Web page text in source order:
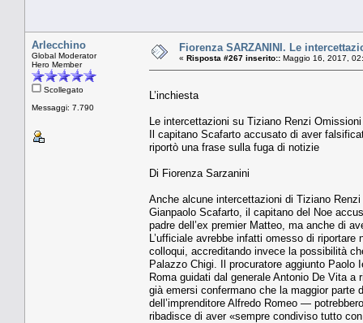
Arlecchino
Global Moderator
Hero Member
Scollegato
Messaggi: 7.790
Fiorenza SARZANINI. Le
« Risposta #267 inserito:: Maggio 16, 2017,
L’inchiesta
Le intercettazioni su Tiziano Renzi
Il capitano Scafarto accusato di aver
riportò una frase sulla fuga di notizie
Di Fiorenza Sarzanini
Anche alcune intercettazioni di Tiziano
Gianpaolo Scafarto, il capitano del Noe
padre dell’ex premier Matteo, ma anche di
L’ufficiale avrebbe infatti omesso di
colloqui, accreditando invece la possibilità
Palazzo Chigi. Il procuratore aggiunto
Roma guidati dal generale Antonio De Vita
già emersi confermano che la maggior
dell’imprenditore Alfredo Romeo —
ribadisce di aver «sempre condiviso tutto